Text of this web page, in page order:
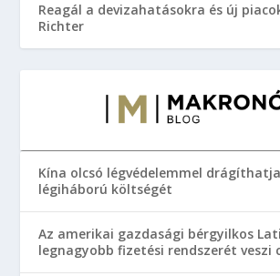
Reagál a devizahatásokra és új
Richter
Kína olcsó légvédelemmel
légiháború költségét
Az amerikai gazdasági bérgyilkos
legnagyobb fizetési rendszerét veszi